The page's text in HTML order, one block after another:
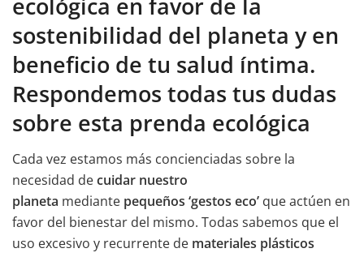
o
k
p
sostenibilidad del planeta y en
beneficio de tu salud íntima.
Respondemos todas tus dudas
sobre esta prenda ecológica
Cada vez estamos más concienciadas sobre la
necesidad decuidar nuestro
planeta mediante pequeños ‘gestos eco’ que actúen en
favor del bienestar del mismo. Todas sabemos que el
uso excesivo y recurrente de materiales plásticos